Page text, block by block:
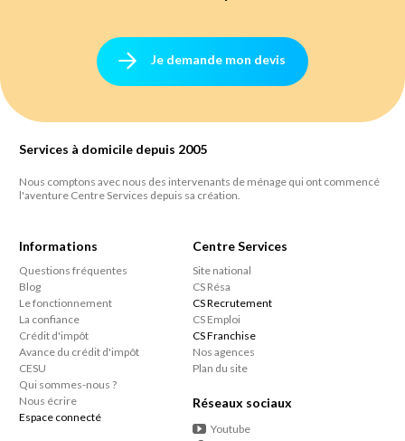
Je demande mon devis
Services à domicile depuis 2005
Nous comptons avec nous des intervenants de ménage qui ont commencé
l'aventure Centre Services depuis sa création.
Informations
Questions fréquentes
Blog
Le fonctionnement
La confiance
Crédit d'impôt
Avance du crédit d'impôt
CESU
Qui sommes-nous ?
Nous écrire
Espace connecté
Centre Services
Site national
CS Résa
CS Recrutement
CS Emploi
CS Franchise
Nos agences
Plan du site
Réseaux sociaux
Youtube